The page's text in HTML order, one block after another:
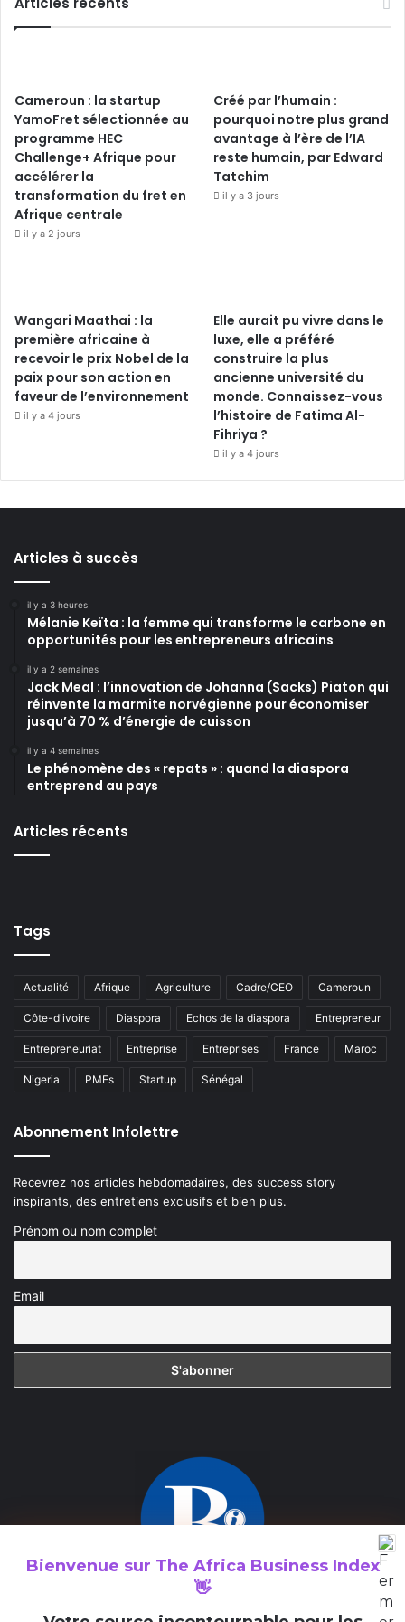
Bienvenue sur The Africa Business Index
👋
Cameroun : la startup
YamoFret sélectionnée au
programme HEC
Challenge+ Afrique pour
accélérer la
transformation du fret en
Afrique centrale
il y a 2 jours
Créé par l’humain :
pourquoi notre plus grand
avantage à l’ère de l’IA
reste humain, par Edward
Tatchim
il y a 3 jours
Wangari Maathai : la
première africaine à
recevoir le prix Nobel de la
paix pour son action en
faveur de l’environnement
il y a 4 jours
Elle aurait pu vivre dans le
luxe, elle a préféré
construire la plus
ancienne université du
monde. Connaissez-vous
l’histoire de Fatima Al-
Fihriya ?
il y a 4 jours
Articles à succès
il y a 3 heures
Mélanie Keïta : la femme qui transforme le carbone en
opportunités pour les entrepreneurs africains
il y a 2 semaines
Jack Meal : l’innovation de Johanna (Sacks) Piaton qui
réinvente la marmite norvégienne pour économiser
jusqu’à 70 % d’énergie de cuisson
il y a 4 semaines
Le phénomène des « repats » : quand la diaspora
entreprend au pays
Articles récents
Tags
Actualité Afrique Agriculture Cadre/CEO Cameroun
Côte-d'ivoire Diaspora Echos de la diaspora Entrepreneur
Entrepreneuriat Entreprise Entreprises France Maroc
Nigeria PMEs Startup Sénégal
Abonnement Infolettre
Recevrez nos articles hebdomadaires, des success story
inspirants, des entretiens exclusifs et bien plus.
Prénom ou nom complet
Email
The Africa Business Index est un média consacré à la valorisation